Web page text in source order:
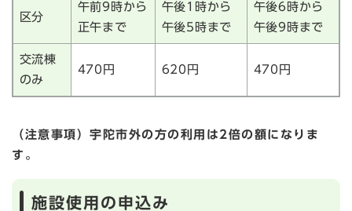
区分
午前9時から
正午まで
午後1時から
午後5時まで
午後6時から
午後9時まで
交流棟
のみ
470円 620円 470円
（注意事項）宇陀市外の方の利用は2倍の額になりま
す。
施設使用の申込み